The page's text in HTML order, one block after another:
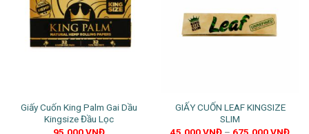
Giấy Cuốn King Palm Gai Dầu
Kingsize Đầu Lọc
95.000VNĐ
GIẤY CUỐN LEAF KINGSIZE
SLIM
45.000VNĐ – 675.000VNĐ